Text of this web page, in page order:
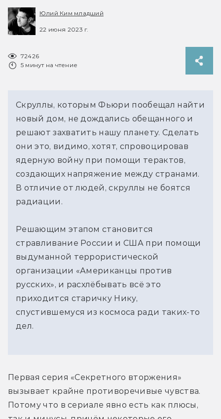
Юлий Ким младший
22 июня 2023 г.
72426
5 минут на чтение
Скруллы, которым Фьюри пообещал найти
новый дом, не дождались обещанного и
решают захватить нашу планету. Сделать
они это, видимо, хотят, спровоцировав
ядерную войну при помощи терактов,
создающих напряжение между странами.
В отличие от людей, скруллы не боятся
радиации.
Решающим этапом становится
стравливание России и США при помощи
выдуманной террористической
организации «Американцы против
русских», и расхлёбывать всё это
приходится старичку Нику,
спустившемуся из космоса ради таких-то
дел.
Первая серия «Секретного вторжения»
вызывает крайне противоречивые чувства.
Потому что в сериале явно есть как плюсы,